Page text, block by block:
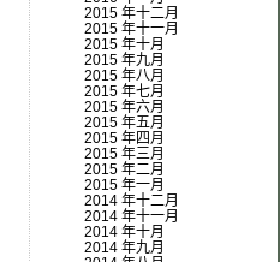
2015 年十二月
2015 年十一月
2015 年十月
2015 年九月
2015 年八月
2015 年七月
2015 年六月
2015 年五月
2015 年四月
2015 年三月
2015 年二月
2015 年一月
2014 年十二月
2014 年十一月
2014 年十月
2014 年九月